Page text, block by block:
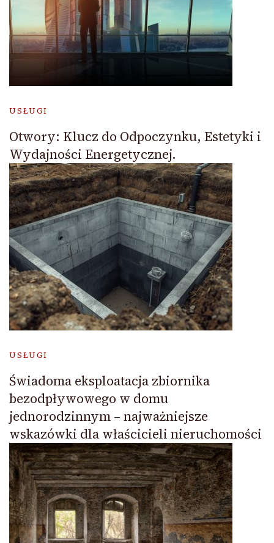
USŁUGI
Otwory: Klucz do Odpoczynku, Estetyki i
Wydajności Energetycznej.
USŁUGI
Świadoma eksploatacja zbiornika
bezodpływowego w domu
jednorodzinnym – najważniejsze
wskazówki dla właścicieli nieruchomości